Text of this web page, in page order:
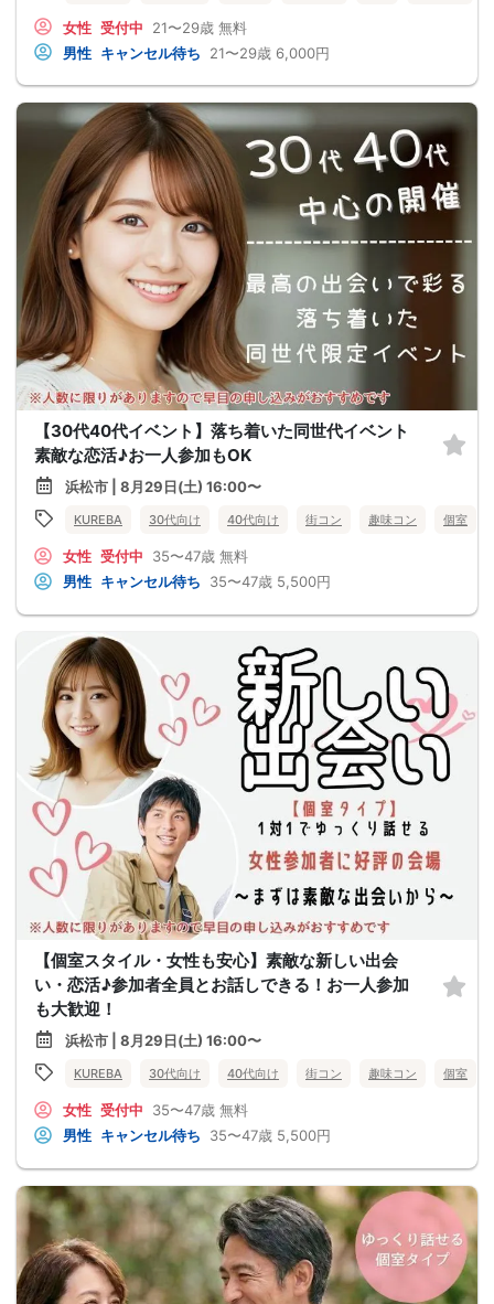
女性 受付中 21〜29歳 無料
男性 キャンセル待ち 21〜29歳 6,000円
【30代40代イベント】落ち着いた同世代イベント
素敵な恋活♪お一人参加もOK
浜松市 | 8月29日(土) 16:00〜
KUREBA 30代向け 40代向け 街コン 趣味コン 個室
女性 受付中 35〜47歳 無料
男性 キャンセル待ち 35〜47歳 5,500円
【個室スタイル・女性も安心】素敵な新しい出会
い・恋活♪参加者全員とお話しできる！お一人参加
も大歓迎！
浜松市 | 8月29日(土) 16:00〜
KUREBA 30代向け 40代向け 街コン 趣味コン 個室
女性 受付中 35〜47歳 無料
男性 キャンセル待ち 35〜47歳 5,500円